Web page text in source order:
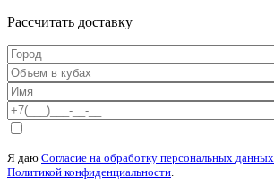
Рассчитать доставку
Я даю Согласие на обработку персональных данных
Политикой конфиденциальности